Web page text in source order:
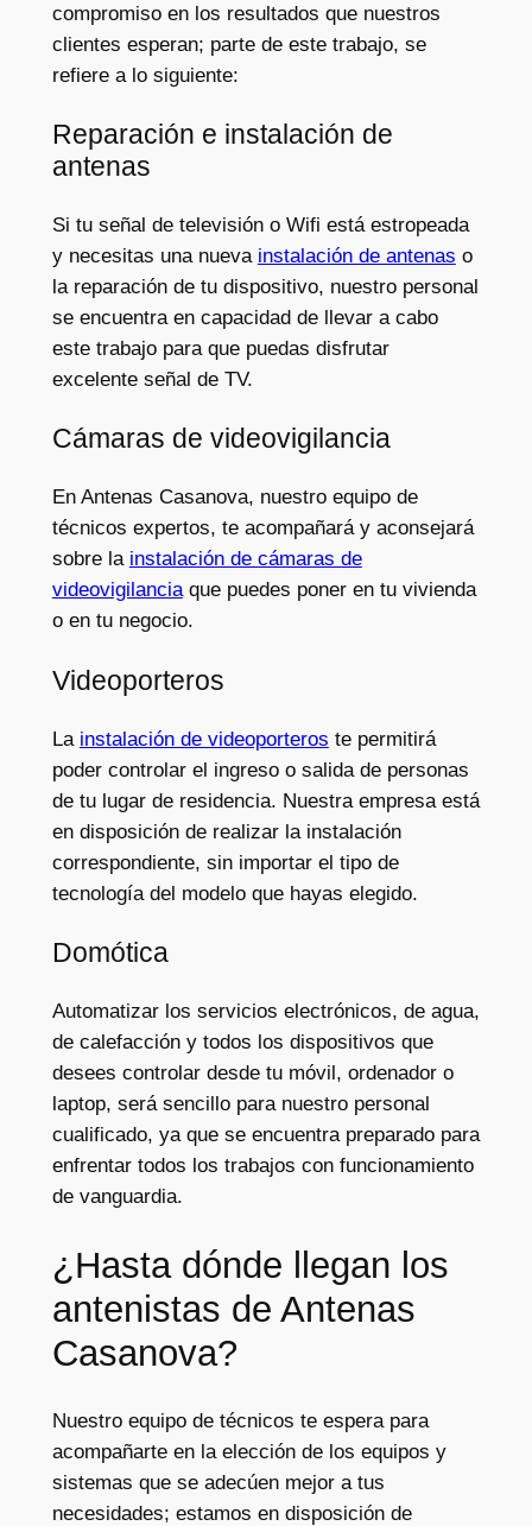
compromiso en los resultados que nuestros
clientes esperan; parte de este trabajo, se
refiere a lo siguiente:
Reparación e instalación de
antenas
Si tu señal de televisión o Wifi está estropeada
y necesitas una nueva instalación de antenas o
la reparación de tu dispositivo, nuestro personal
se encuentra en capacidad de llevar a cabo
este trabajo para que puedas disfrutar
excelente señal de TV.
Cámaras de videovigilancia
En Antenas Casanova, nuestro equipo de
técnicos expertos, te acompañará y aconsejará
sobre la instalación de cámaras de
videovigilanciaque puedes poner en tu vivienda
o en tu negocio.
Videoporteros
La instalación de videoporteros te permitirá
poder controlar el ingreso o salida de personas
de tu lugar de residencia. Nuestra empresa está
en disposición de realizar la instalación
correspondiente, sin importar el tipo de
tecnología del modelo que hayas elegido.
Domótica
Automatizar los servicios electrónicos, de agua,
de calefacción y todos los dispositivos que
desees controlar desde tu móvil, ordenador o
laptop, será sencillo para nuestro personal
cualificado, ya que se encuentra preparado para
enfrentar todos los trabajos con funcionamiento
de vanguardia.
¿Hasta dónde llegan los
antenistas de Antenas
Casanova?
Nuestro equipo de técnicos te espera para
acompañarte en la elección de los equipos y
sistemas que se adecúen mejor a tus
necesidades; estamos en disposición de